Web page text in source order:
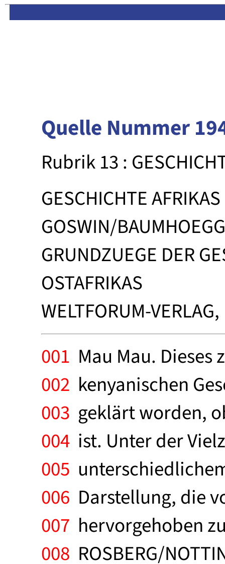
Quelle Nummer
Rubrik 13 :
GESCHICHTE AFRIKAS
GOSWIN/
GRUNDZUEGE DER
OSTAFRIKAS
WELTFORUM-
001 Mau Mau.
002 kenyanischen
003 geklärt worden,
004 ist. Unter der
005
006 Darstellung, die
007 hervorgehoben
008 ROSBERG/